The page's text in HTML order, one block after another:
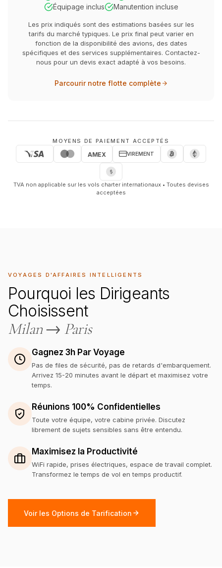
Équipage inclus
Manutention incluse
Les prix indiqués sont des estimations basées sur les
tarifs du marché typiques. Le prix final peut varier en
fonction de la disponibilité des avions, des dates
spécifiques et des services supplémentaires. Contactez-
nous pour un devis exact adapté à vos besoins.
Parcourir notre flotte complète
MOYENS DE PAIEMENT ACCEPTÉS
AMEX VIREMENT
TVA non applicable sur les vols charter internationaux • Toutes devises
acceptées
VOYAGES D'AFFAIRES INTELLIGENTS
Pourquoi les Dirigeants
Choisissent
Milan→ Paris
Gagnez 3h Par Voyage
Pas de files de sécurité, pas de retards d'embarquement.
Arrivez 15-20 minutes avant le départ et maximisez votre
temps.
Réunions 100% Confidentielles
Toute votre équipe, votre cabine privée. Discutez
librement de sujets sensibles sans être entendu.
Maximisez la Productivité
WiFi rapide, prises électriques, espace de travail complet.
Transformez le temps de vol en temps productif.
Voir les Options de Tarification